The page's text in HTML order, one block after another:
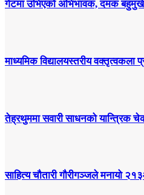
गेटमा उभिएको अभिभावक, दमक
माध्यमिक विद्यालयस्तरीय
तेह्रथुममा सवारी साधनको यान्त्रिक
साहित्य चौतारी गौरीगञ्जले मनायो